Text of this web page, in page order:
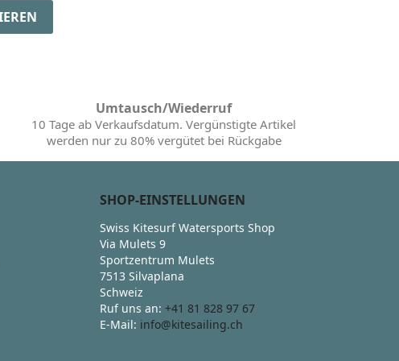
Umtausch/Wiederruf
10 Tage ab Verkaufsdatum. Vergünstigte Artikel
werden nur zu 80% vergütet bei Rückgabe
SHOP-EINSTELLUNGEN
Swiss Kitesurf Watersports Shop
Via Mulets 9
Sportzentrum Mulets
7513 Silvaplana
Schweiz
Ruf uns an: +41 81 828 97 67
E-Mail: info@kitesailing.ch